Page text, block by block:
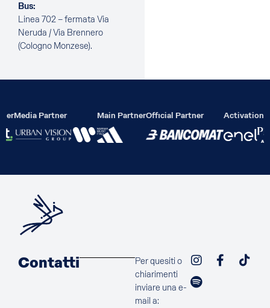
Bus:
Linea 702 – fermata Via
Neruda / Via Brennero
(Cologno Monzese).
Media Partner Main PartnerOfficial Partner Activation
Contatti
Per quesiti o
chiarimenti
inviare una e-
mail a: